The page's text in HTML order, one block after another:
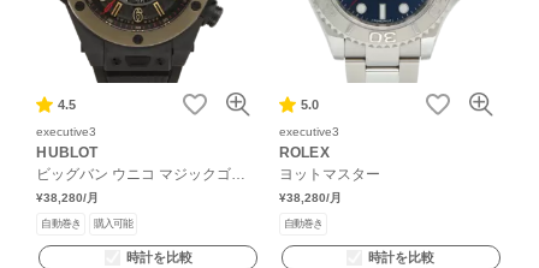
4.5
executive3
HUBLOT
ビッグバン ウニコ マジックゴー
¥38,280/月
自動巻き 購入可能
時計を比較
5.0
executive3
ROLEX
ヨットマスター
¥38,280/月
自動巻き
時計を比較